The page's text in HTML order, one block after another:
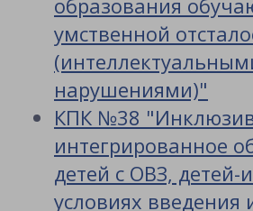
образования
умственной
нарушениями)"
КПК №38
интегрированное
детей с ОВЗ, детей-
условиях введения